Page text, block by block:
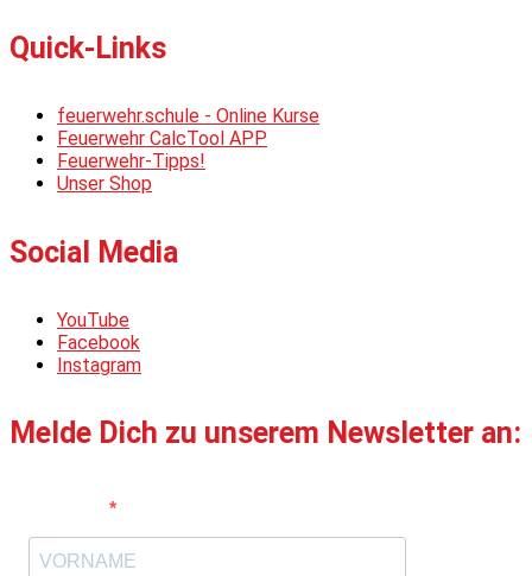
Quick-Links
feuerwehr.schule - Online Kurse
Feuerwehr CalcTool APP
Feuerwehr-Tipps!
Unser Shop
Social Media
YouTube
Facebook
Instagram
Melde Dich zu unserem Newsletter an: